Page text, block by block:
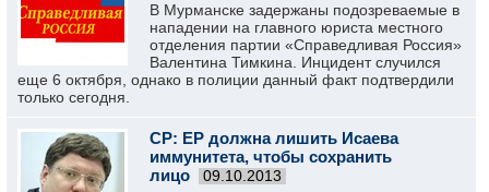
В Мурманске задержаны подозреваемые в
нападении на главного юриста местного
отделения партии «Справедливая Россия»
Валентина Тимкина. Инцидент случился
еще 6 октября, однако в полиции данный факт подтвердили
только сегодня.
СР: ЕР должна лишить Исаева
иммунитета, чтобы сохранить
лицо
09.10.2013